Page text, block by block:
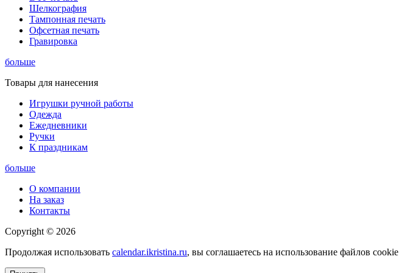
Шелкография
Тампонная печать
Офсетная печать
Гравировка
больше
Товары для нанесения
Игрушки ручной работы
Одежда
Ежедневники
Ручки
К праздникам
больше
О компании
На заказ
Контакты
Copyright © 2026
Продолжая использовать calendar.ikristina.ru, вы соглашаетесь на использование файлов cookie